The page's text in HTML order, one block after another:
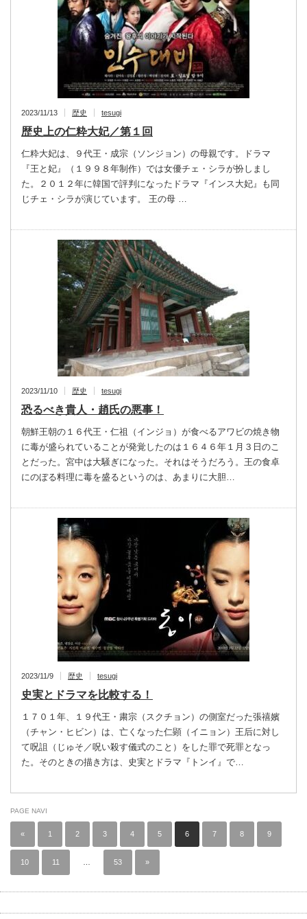
2023/11/13 歴史 tesugi
歴史上の仁粋大妃／第１回
仁粋大妃は、９代王・成宗（ソンジョン）の母親です。ドラマ
『王と妃』（１９９８年制作）では女優チェ・シラが扮しまし
た。２０１２年に韓国で評判になったドラマ『インス大妃』も同
じチェ・シラが演じています。 王の母 …
2023/11/10 歴史 tesugi
恐るべき貴人・趙氏の悪事！
朝鮮王朝の１６代王・仁祖（インジョ）が食べるアワビの焼き物
に毒が盛られていることが発覚したのは１６４６年１月３日のこ
とだった。宮中は大騒ぎになった。それはそうだろう。王の食卓
にのぼる料理に毒を盛るというのは、あまりに大胆…
2023/11/9 歴史 tesugi
史実とドラマを比較する！
１７０１年、１９代王・粛宗（スクチョン）の側室だった張禧嬪
（チャン・ヒビン）は、亡くなった仁顕（イニョン）王后に対し
て呪詛（じゅそ／呪い殺す儀式のこと）をした罪で死罪となっ
た。そのときの描き方は、史実とドラマ『トンイ』で…
PAGE NAVI
« 1 2 3 4 5 6 7 8 9
10 11 53 »